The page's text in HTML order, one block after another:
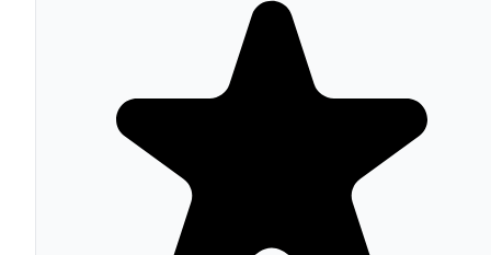
comportamiento. reCAPTCHA v3 (2018) eliminó la
interacción visible del usuario, asignando un score de
1.0 basado en señales de comportamiento. reCAPTCHA
Enterprise (2020) añadió protección avanzada para
empresas con scoring granular, analytics de fraude y
protección de cuentas. Google reporta que reCAPTCHA
protege más de 5 millones de sitios web globalmente.